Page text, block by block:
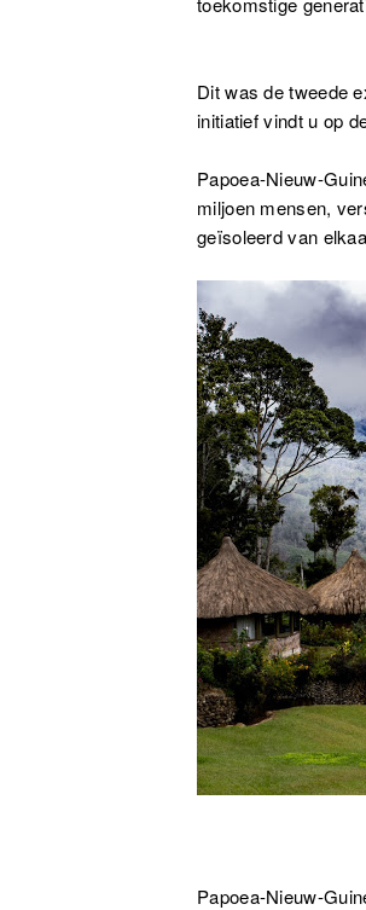
Dit was de tweede
initiatief vindt u op
Papoea-Nieuw-
miljoen mensen,
geïsoleerd van
Papoea-Nieuw-